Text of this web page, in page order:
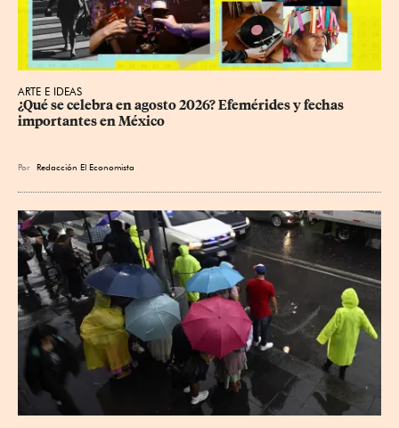
ARTE E IDEAS
¿Qué se celebra en agosto 2026? Efemérides y fechas
importantes en México
Por Redacción El Economista